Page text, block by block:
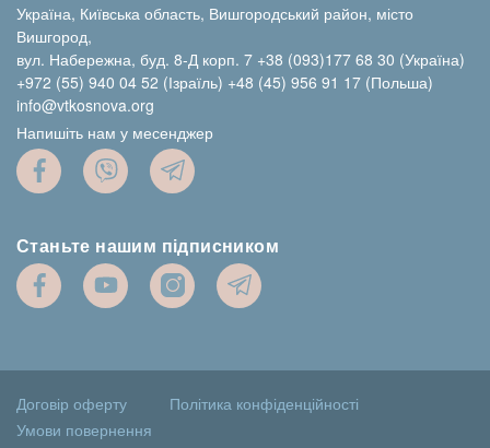
Україна, Київська область, Вишгородський район, місто
Вишгород,
вул. Набережна, буд. 8-Д корп. 7 +38 (093)177 68 30 (Україна)
+972 (55) 940 04 52 (Ізраїль) +48 (45) 956 91 17 (Польша)
info@vtkosnova.org
Напишіть нам у месенджер
Станьте нашим підписником
Договір оферту
Політика конфіденційності
Умови повернення